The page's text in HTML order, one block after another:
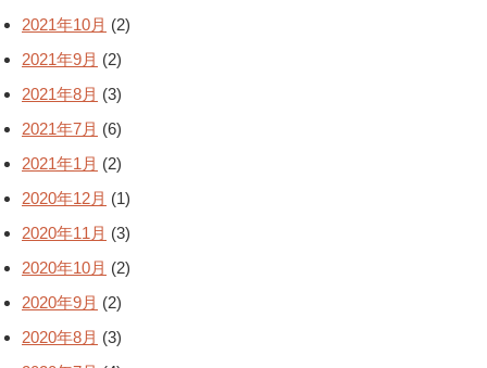
2021年10月 (2)
2021年9月 (2)
2021年8月 (3)
2021年7月 (6)
2021年1月 (2)
2020年12月 (1)
2020年11月 (3)
2020年10月 (2)
2020年9月 (2)
2020年8月 (3)